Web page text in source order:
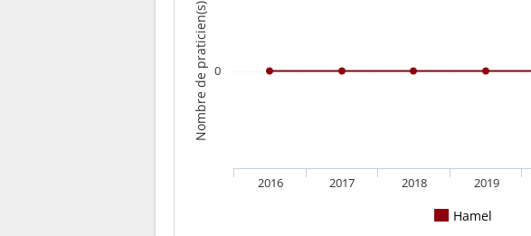
Nombre de praticien(s)
Hamel
2016 2017 2018 2019
0